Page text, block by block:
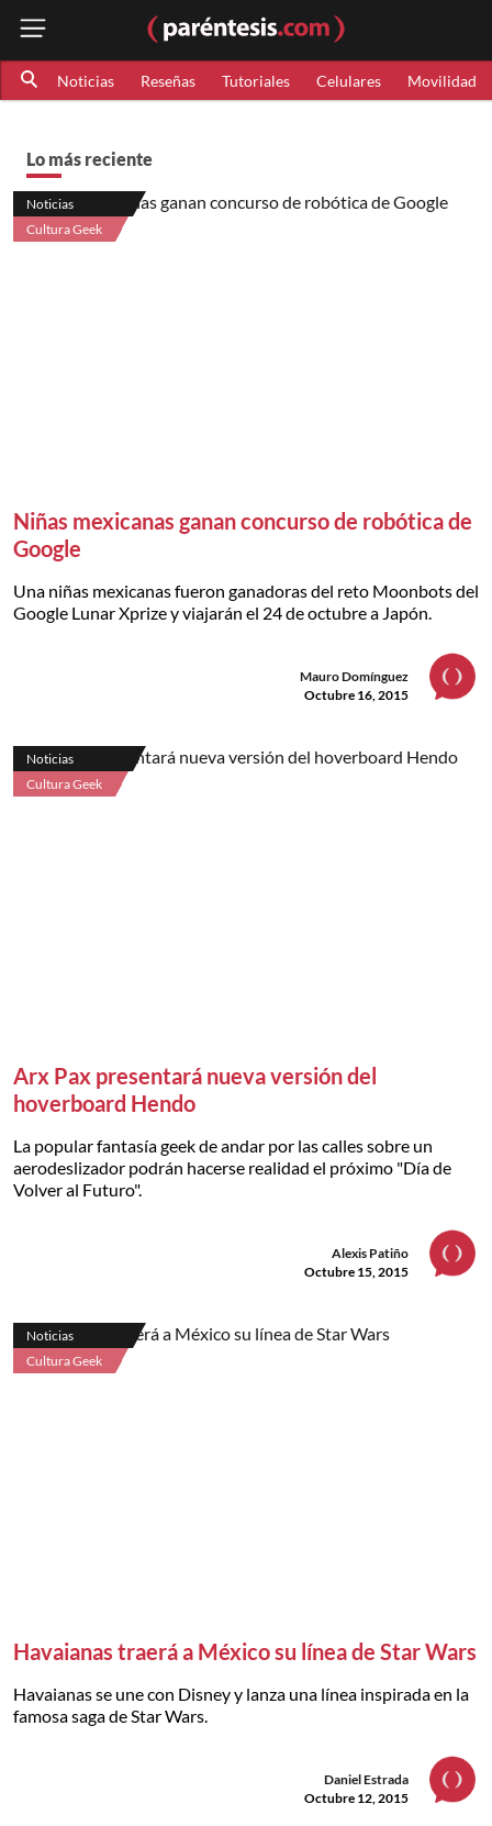
Noticias Reseñas Tutoriales Celulares Movilidad
Lo más reciente
Noticias
Cultura Geek
Niñas mexicanas ganan concurso de robótica de
Google
Una niñas mexicanas fueron ganadoras del reto Moonbots del
Google Lunar Xprize y viajarán el 24 de octubre a Japón.
Mauro Domínguez
Octubre 16, 2015
Noticias
Cultura Geek
Arx Pax presentará nueva versión del
hoverboard Hendo
La popular fantasía geek de andar por las calles sobre un
aerodeslizador podrán hacerse realidad el próximo "Día de
Volver al Futuro".
Alexis Patiño
Octubre 15, 2015
Noticias
Cultura Geek
Havaianas traerá a México su línea de Star Wars
Havaianas se une con Disney y lanza una línea inspirada en la
famosa saga de Star Wars.
Daniel Estrada
Octubre 12, 2015